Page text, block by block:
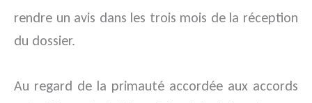
rendre un avis dans les trois mois de la réception
du dossier.
Au regard de la primauté accordée aux accords